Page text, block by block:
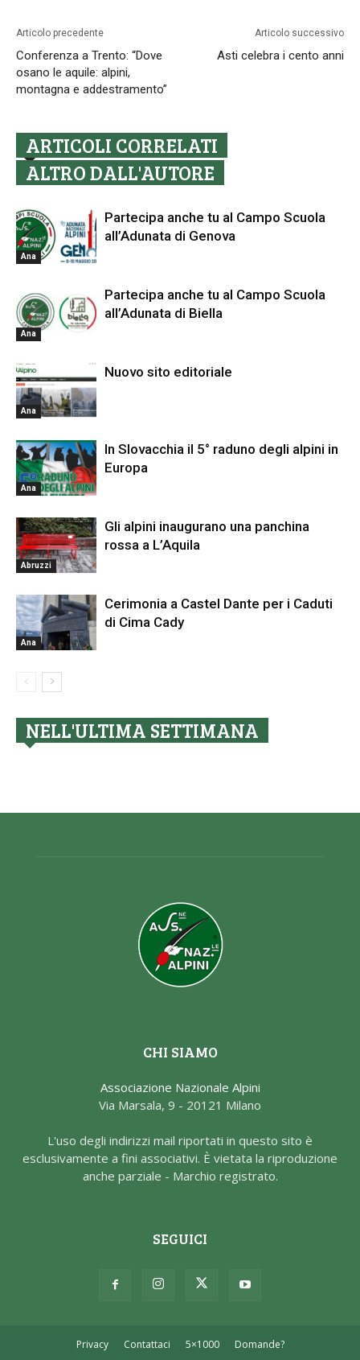
Articolo precedente
Conferenza a Trento: “Dove
osano le aquile: alpini,
montagna e addestramento”
Articolo successivo
Asti celebra i cento anni
ARTICOLI CORRELATI
ALTRO DALL'AUTORE
Ana
Partecipa anche tu al Campo Scuola
all’Adunata di Genova
Ana
Partecipa anche tu al Campo Scuola
all’Adunata di Biella
Ana
Nuovo sito editoriale
Ana
In Slovacchia il 5° raduno degli alpini in
Europa
Abruzzi
Gli alpini inaugurano una panchina
rossa a L’Aquila
Ana
Cerimonia a Castel Dante per i Caduti
di Cima Cady
NELL'ULTIMA SETTIMANA
CHI SIAMO
Associazione Nazionale Alpini
Via Marsala, 9 - 20121 Milano
L'uso degli indirizzi mail riportati in questo sito è
esclusivamente a fini associativi. È vietata la riproduzione
anche parziale - Marchio registrato.
SEGUICI
Privacy Contattaci 5×1000 Domande?